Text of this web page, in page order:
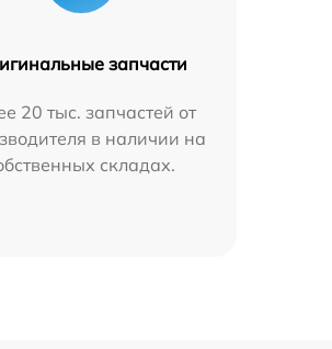
запчасти
20 тыс. запчастей от
в наличии на
складах.